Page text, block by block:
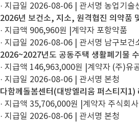
· 지급일 2026-08-06
관서명 농업기술
2026년 보건소, 지소, 원격협진 의약품
· 지급액 906,960원
계약자 포항약품
· 지급일 2026-08-06
관서명 남구보건
2026~2027년도 공동주택 생활폐기물
· 지급액 146,963,000원
계약자 (주)유
· 지급일 2026-08-06
관서명 본청
다함께돌봄센터(대방엘리움 퍼스티지1)
· 지급액 35,706,000원
계약자 주식회
· 지급일 2026-08-06
관서명 본청